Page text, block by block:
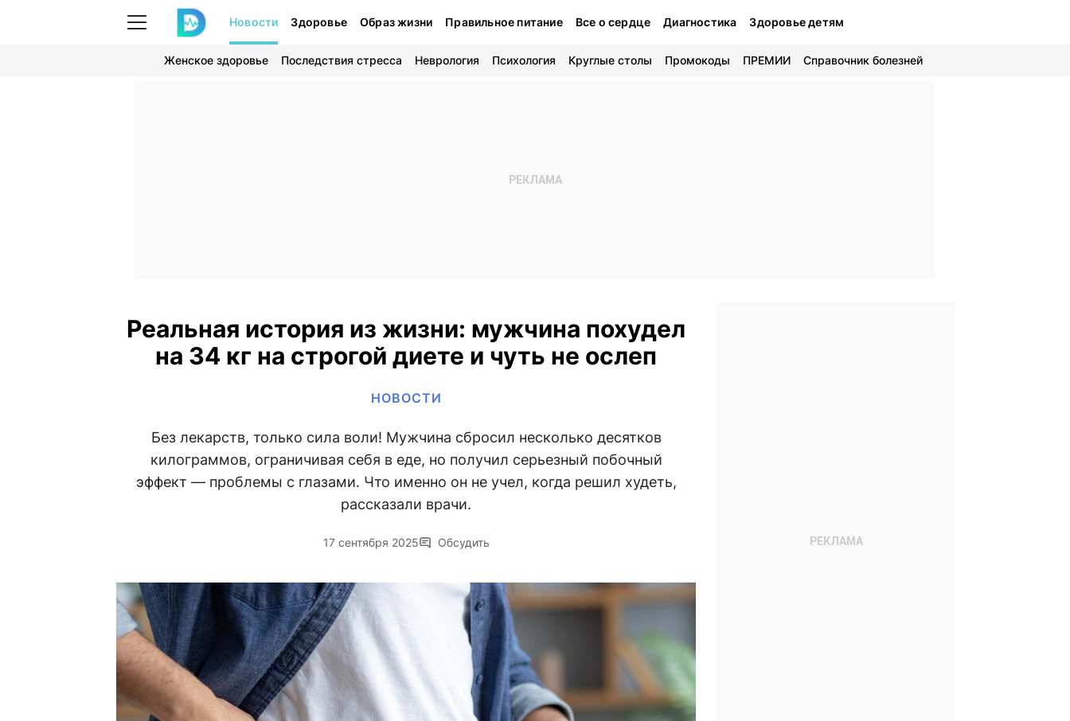
Новости Здоровье Образ жизни Правильное питание Все о сердце Диагностика Здоровье детям
Женское здоровье Последствия стресса Неврология Психология Круглые столы Промокоды ПРЕМИИ Справочник болезней
Реальная история из жизни: мужчина похудел
на 34 кг на строгой диете и чуть не ослеп
НОВОСТИ
Без лекарств, только сила воли! Мужчина сбросил несколько десятков
килограммов, ограничивая себя в еде, но получил серьезный побочный
эффект — проблемы с глазами. Что именно он не учел, когда решил худеть,
рассказали врачи.
17 сентября 2025 Обсудить